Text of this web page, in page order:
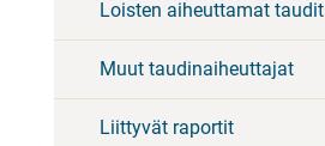
Loisten aiheuttamat taudit
Muut taudinaiheuttajat
Liittyvät raportit